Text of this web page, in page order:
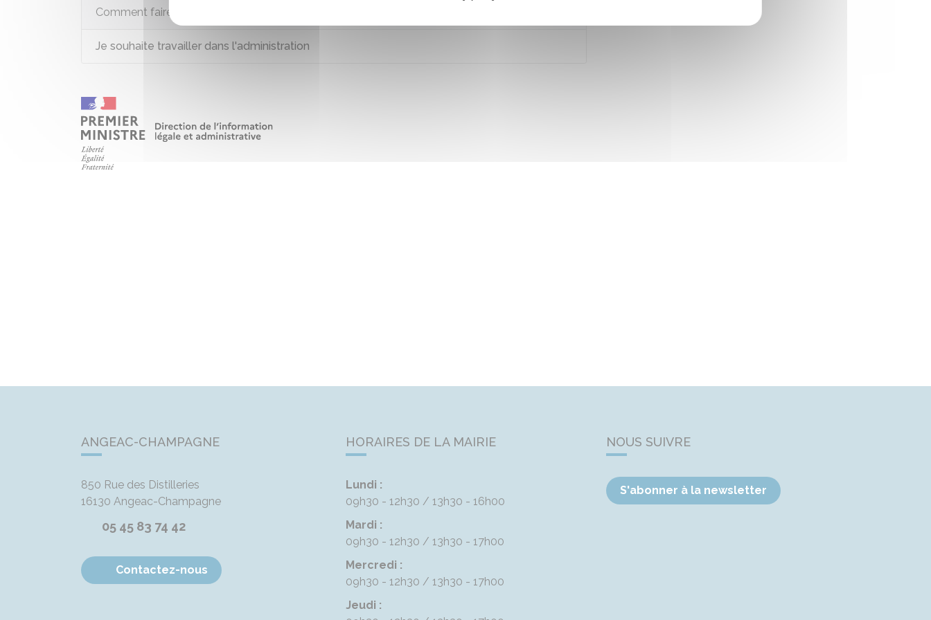
Comment faire si...
Je souhaite travailler dans l'administration
ANGEAC-CHAMPAGNE
850 Rue des Distilleries
16130 Angeac-Champagne
05 45 83 74 42
Contactez-nous
HORAIRES DE LA MAIRIE
Lundi :
09h30 - 12h30
13h30 - 16h00
Mardi :
09h30 - 12h30
13h30 - 17h00
Mercredi :
09h30 - 12h30
13h30 - 17h00
Jeudi :
NOUS SUIVRE
S'abonner à la newsletter